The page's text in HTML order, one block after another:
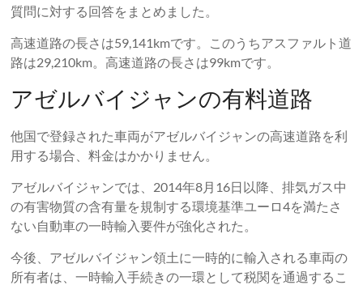
質問に対する回答をまとめました。
高速道路の長さは59,141kmです。このうちアスファルト道
路は29,210km。高速道路の長さは99kmです。
アゼルバイジャンの有料道路
他国で登録された車両がアゼルバイジャンの高速道路を利
用する場合、料金はかかりません。
アゼルバイジャンでは、2014年8月16日以降、排気ガス中
の有害物質の含有量を規制する環境基準ユーロ4を満たさ
ない自動車の一時輸入要件が強化された。
今後、アゼルバイジャン領土に一時的に輸入される車両の
所有者は、一時輸入手続きの一環として税関を通過するこ